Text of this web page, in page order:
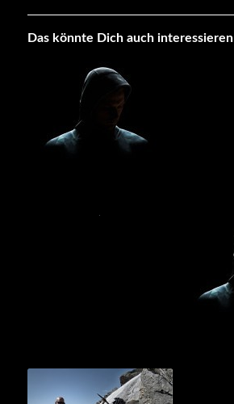
Das könnte Dich auch interessieren